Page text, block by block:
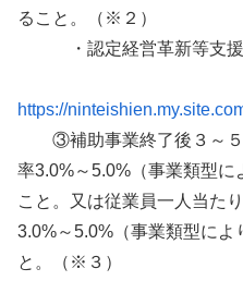
ること。（※２）
・認定経営革新等支援
https://
③補助事業終了後３～５
率3.0%～5.0%（事業類型に
こと。又は従業員一人当た
3.0%～5.0%（事業類型によ
と。（※３）